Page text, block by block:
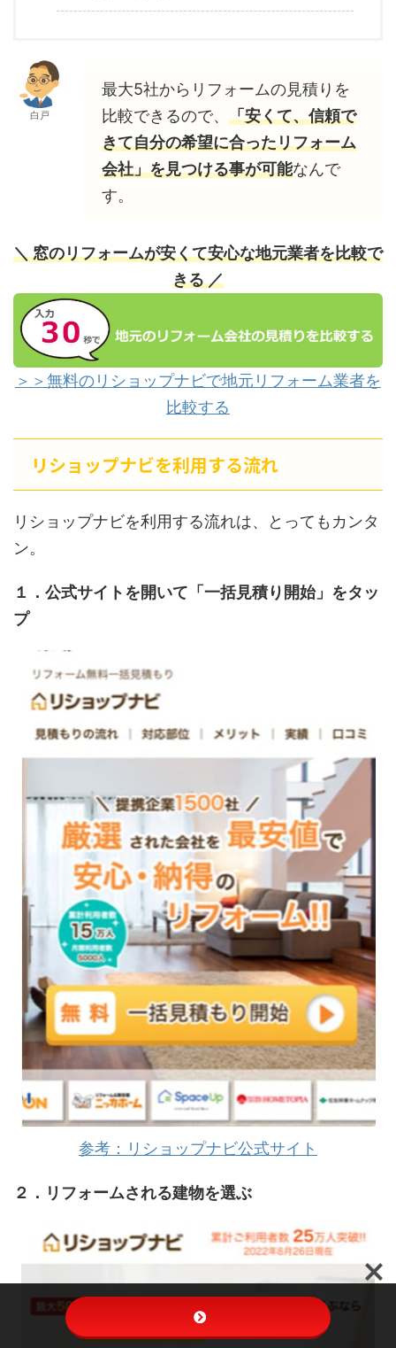
白戸
最大5社からリフォームの見積りを
比較できるので、 「安くて、信頼で
きて自分の希望に合ったリフォーム
会社」を見つける事が可能なんで
す。
＼ 窓のリフォームが安くて安心な地元業者を比較で
きる ／
＞＞無料のリショップナビで地元リフォーム業者を
比較する
リショップナビを利用する流れ
リショップナビを利用する流れは、とってもカンタ
ン。
１．公式サイトを開いて「一括見積り開始」をタッ
プ
参考：リショップナビ公式サイト
２．リフォームされる建物を選ぶ